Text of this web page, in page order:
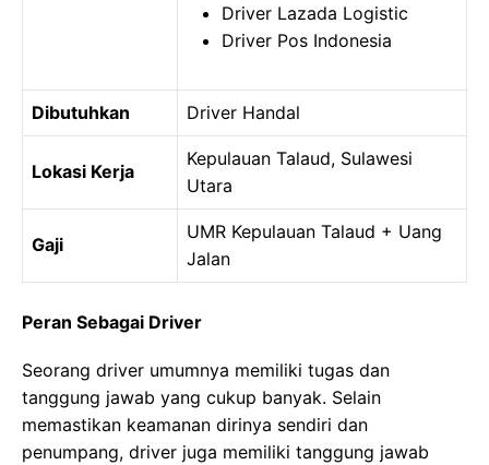
Driver Lazada Logistic
Driver Pos Indonesia
Dibutuhkan Driver Handal
Lokasi Kerja
Kepulauan Talaud, Sulawesi
Utara
Gaji
UMR Kepulauan Talaud + Uang
Jalan
Peran Sebagai Driver
Seorang driver umumnya memiliki tugas dan
tanggung jawab yang cukup banyak. Selain
memastikan keamanan dirinya sendiri dan
penumpang, driver juga memiliki tanggung jawab